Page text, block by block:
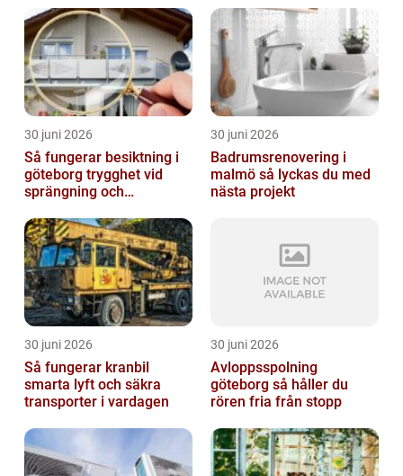
30 juni 2026
Så fungerar besiktning i
göteborg trygghet vid
sprängning och
30 juni 2026
Badrumsrenovering i
malmö så lyckas du med
nästa projekt
30 juni 2026
Så fungerar kranbil
smarta lyft och säkra
transporter i vardagen
30 juni 2026
Avloppsspolning
göteborg så håller du
rören fria från stopp